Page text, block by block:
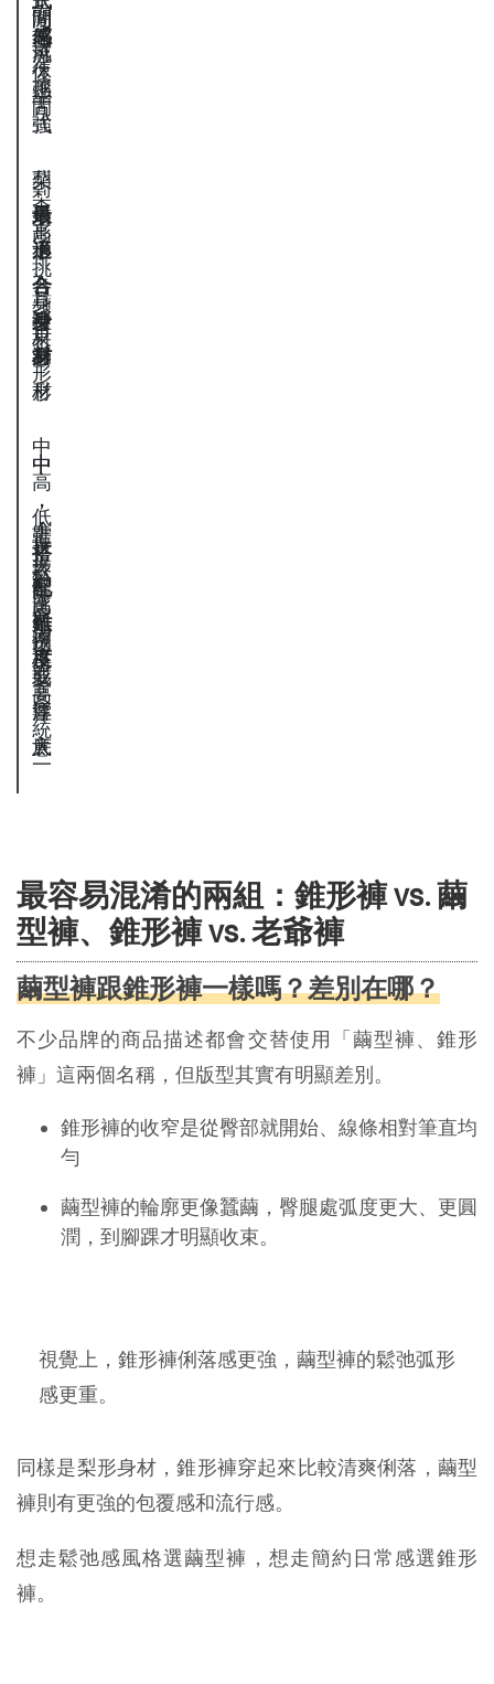
感
閒
可
正
式
偏
休
閒
式
復
古
閒
感
強
潮
流
感
強
最
適
合
身
材
梨
形
、
各
種
身
材
梨
形
、
蘋
果
形
蘋
果
形
、
沙
漏
形
高
挑
身
材
嬌
小
、
梨
形
搭
配
難
度
低
，
容
錯
率
高
中
，
上
衣
比
例
要
注
意
中
高
，
整
體
風
格
要
統
一
中
，
需
搭
高
跟
或
厚
底
中
，
鞋
款
選
擇
影
響
大
最容易混淆的兩組：錐形褲 vs. 繭
型褲、錐形褲 vs. 老爺褲
繭型褲跟錐形褲一樣嗎？差別在哪？
不少品牌的商品描述都會交替使用「繭型褲、錐形
褲」這兩個名稱，但版型其實有明顯差別。
錐形褲的收窄是從臀部就開始、線條相對筆直均
勻
繭型褲的輪廓更像蠶繭，臀腿處弧度更大、更圓
潤，到腳踝才明顯收束。
視覺上，錐形褲俐落感更強，繭型褲的鬆弛弧形
感更重。
同樣是梨形身材，錐形褲穿起來比較清爽俐落，繭型
褲則有更強的包覆感和流行感。
想走鬆弛感風格選繭型褲，想走簡約日常感選錐形
褲。